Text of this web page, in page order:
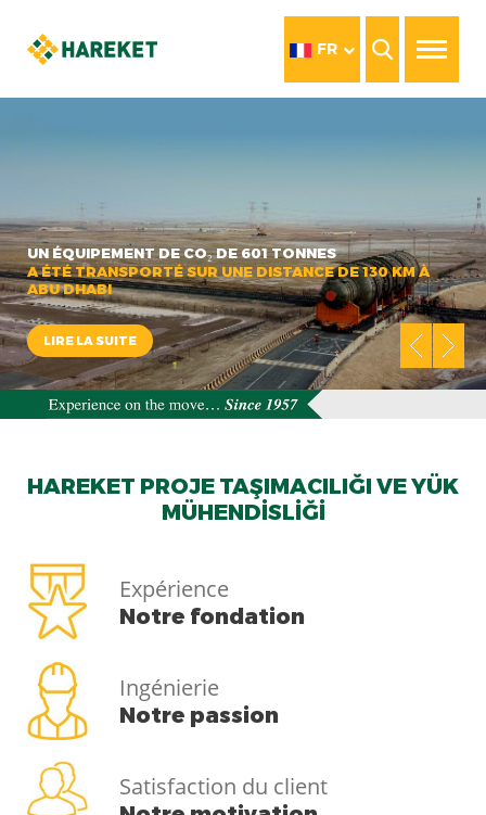
FR
UN ÉQUIPEMENT DE CO₂ DE 601 TONNES
A ÉTÉ TRANSPORTÉ SUR UNE DISTANCE DE 130 KM À
ABU DHABI
LIRE LA SUITE
HAREKET PROJE TAŞIMACILIĞI VE YÜK
MÜHENDİSLİĞİ
Expérience
Notre fondation
Ingénierie
Notre passion
Satisfaction du client